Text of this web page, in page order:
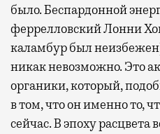
было. Беспардонной
феррелловский Лонни
каламбур был
никак невозможно. Это
органики, который,
в том, что он именно то,
сейчас. В эпоху